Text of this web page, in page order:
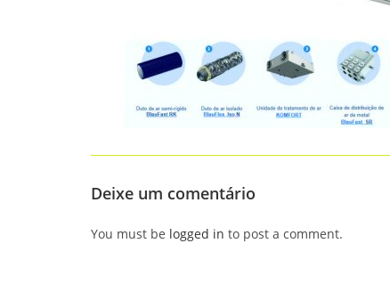
Deixe um comentário
You must be logged in to post a comment.